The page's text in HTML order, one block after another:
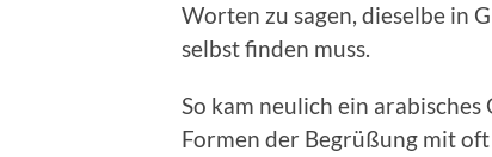
Worten zu sagen, dieselbe in
selbst finden muss.
So kam neulich ein
Formen der Begrüßung mit